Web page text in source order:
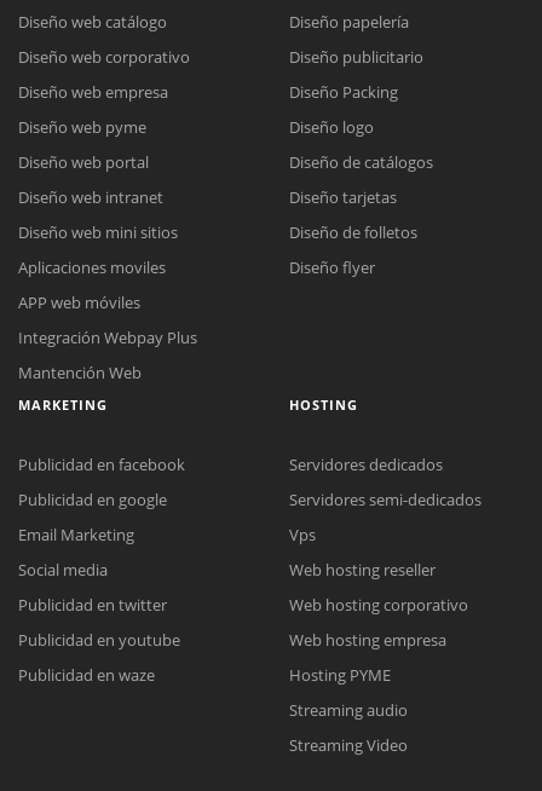
Reunión online
Nuestros ejecutivos le enviarán un correo electrónico con el enlace a
Meet para la reunión online.
Cotización
Todos nuestros ejecutivos están fuera de línea. Complete el formulario
Diseño web catálogo
Diseño web corporativo
Diseño web empresa
Diseño web pyme
Diseño web portal
Diseño web intranet
Diseño web mini sitios
Aplicaciones moviles
APP web móviles
Integración Webpay Plus
Mantención Web
Diseño papelería
Diseño publicitario
Diseño Packing
Diseño logo
Diseño de catálogos
Diseño tarjetas
Diseño de folletos
Diseño flyer
MARKETING
Publicidad en facebook
Publicidad en google
Email Marketing
Social media
Publicidad en twitter
Publicidad en youtube
Publicidad en waze
HOSTING
Servidores dedicados
Servidores semi-dedicados
Vps
Web hosting reseller
Web hosting corporativo
Web hosting empresa
Hosting PYME
Streaming audio
Streaming Video